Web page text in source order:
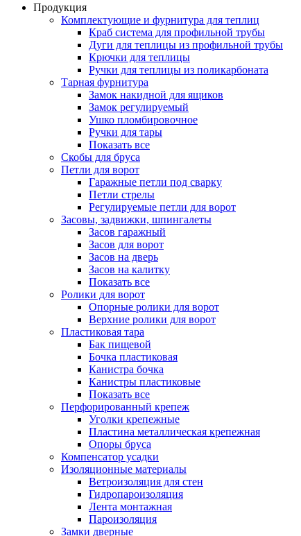
Продукция
Комплектующие и фурнитура для теплиц
Краб система для профильной трубы
Дуги для теплицы из профильной трубы
Крючки для теплицы
Ручки для теплицы из поликарбоната
Тарная фурнитура
Замок накидной для ящиков
Замок регулируемый
Ушко пломбировочное
Ручки для тары
Показать все
Скобы для бруса
Петли для ворот
Гаражные петли под сварку
Петли стрелы
Регулируемые петли для ворот
Засовы, задвижки, шпингалеты
Засов гаражный
Засов для ворот
Засов на дверь
Засов на калитку
Показать все
Ролики для ворот
Опорные ролики для ворот
Верхние ролики для ворот
Пластиковая тара
Бак пищевой
Бочка пластиковая
Канистра бочка
Канистры пластиковые
Показать все
Перфорированный крепеж
Уголки крепежные
Пластина металлическая крепежная
Опоры бруса
Компенсатор усадки
Изоляционные материалы
Ветроизоляция для стен
Гидропароизоляция
Лента монтажная
Пароизоляция
Замки дверные